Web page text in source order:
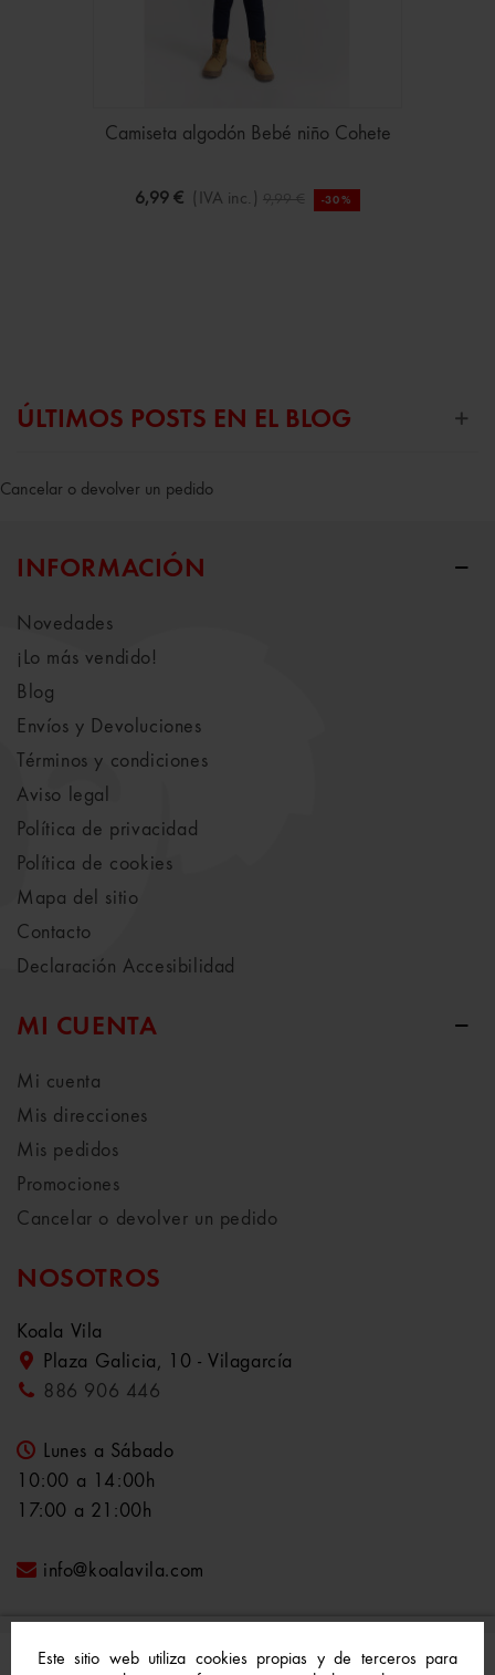
Este sitio web utiliza cookies propias y de terceros para
Camiseta algodón Bebé niño Cohete
6,99 € (IVA inc.) 9,99 € -30%
ÚLTIMOS POSTS EN EL BLOG
Cancelar o devolver un pedido
INFORMACIÓN
Novedades
¡Lo más vendido!
Blog
Envíos y Devoluciones
Términos y condiciones
Aviso legal
Política de privacidad
Política de cookies
Mapa del sitio
Contacto
Declaración Accesibilidad
MI CUENTA
Mi cuenta
Mis direcciones
Mis pedidos
Promociones
Cancelar o devolver un pedido
NOSOTROS
Koala Vila
Plaza Galicia, 10 - Vilagarcía
886 906 446
Lunes a Sábado
10:00 a 14:00h
17:00 a 21:00h
info@koalavila.com